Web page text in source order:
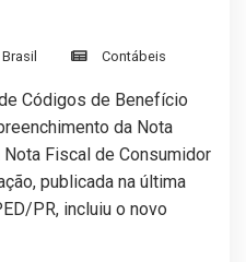
Brasil Contábeis
Códigos de Benefício
da Nota
Fiscal de Consumidor
publicada na última
PR, incluiu o novo